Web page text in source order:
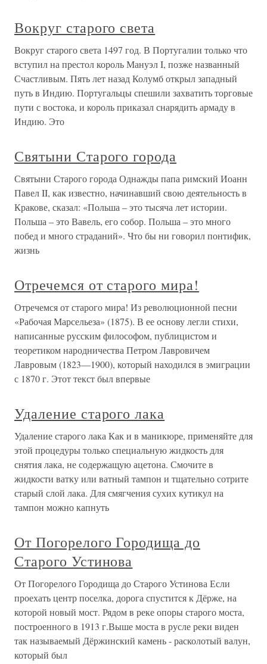
Вокруг старого света
Вокруг старого света 1497 год. В Португалии только что
вступил на престол король Мануэл I, позже названный
Счастливым. Пять лет назад Колумб открыл западный
путь в Индию. Португальцы спешили захватить торговые
пути с востока, и король приказал снарядить армаду в
Индию. Это
Святыни Старого города
Святыни Старого города Однажды папа римский Иоанн
Павел II, как известно, начинавший свою деятельность в
Кракове, сказал: «Польша – это тысяча лет истории.
Польша – это Вавель, его собор. Польша – это много
побед и много страданий». Что бы ни говорил понтифик,
жизнь
Отречемся от старого мира!
Отречемся от старого мира! Из революционной песни
«Рабочая Марсельеза» (1875). В ее основу легли стихи,
написанные русским философом, публицистом и
теоретиком народничества Петром Лавровичем
Лавровым (1823—1900), который находился в эмиграции
с 1870 г. Этот текст был впервые
Удаление старого лака
Удаление старого лака Как и в маникюре, применяйте для
этой процедуры только специальную жидкость для
снятия лака, не содержащую ацетона. Смочите в
жидкости ватку или ватный тампон и тщательно сотрите
старый слой лака. Для смягчения сухих кутикул на
тампон можно капнуть
От Погорелого Городища до
Старого Устинова
От Погорелого Городища до Старого Устинова Если
проехать центр поселка, дорога спустится к Дёрже, на
которой новый мост. Рядом в реке опоры старого моста,
построенного в 1913 г.Выше моста в русле реки виден
так называемый Дёржинский камень - расколотый валун,
который был